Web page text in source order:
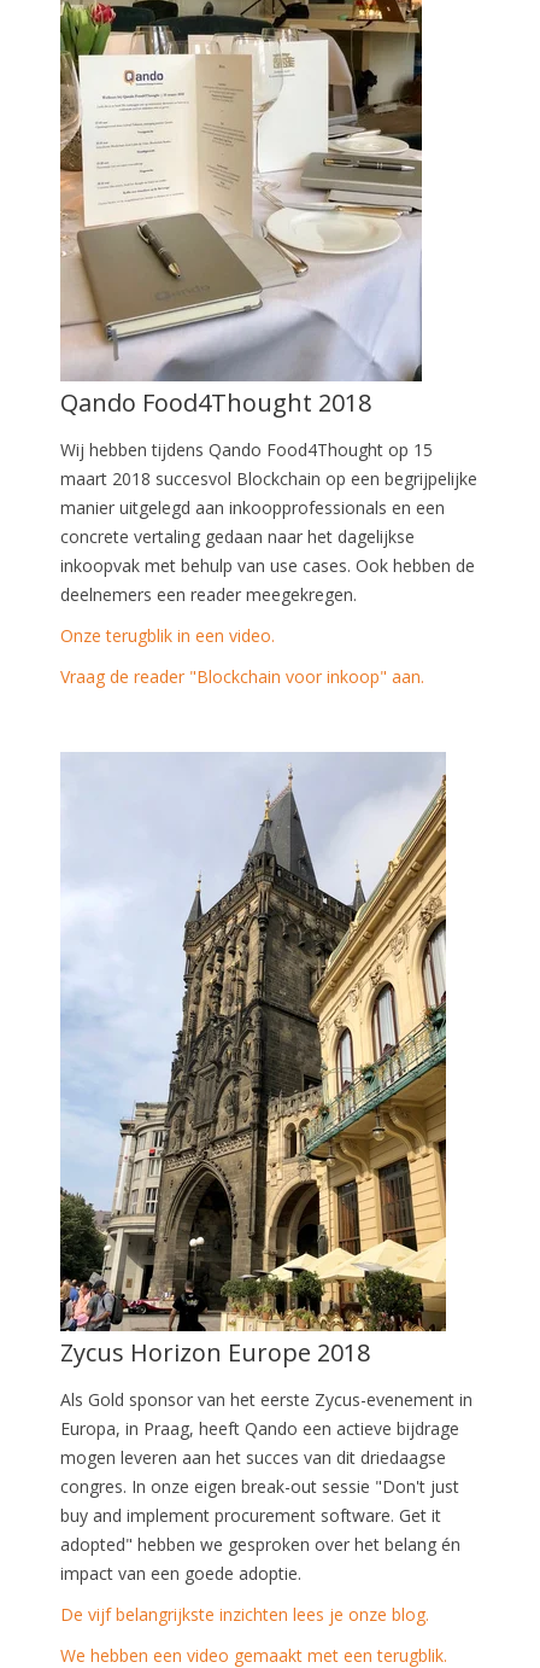
Qando Food4Thought 2018
Wij hebben tijdens Qando Food4Thought op 15
maart 2018 succesvol Blockchain op een begrijpelijke
manier uitgelegd aan inkoopprofessionals en een
concrete vertaling gedaan naar het dagelijkse
inkoopvak met behulp van use cases. Ook hebben de
deelnemers een reader meegekregen.
Onze terugblik in een video.
Vraag de reader "Blockchain voor inkoop" aan.
Zycus Horizon Europe 2018
Als Gold sponsor van het eerste Zycus-evenement in
Europa, in Praag, heeft Qando een actieve bijdrage
mogen leveren aan het succes van dit driedaagse
congres. In onze eigen break-out sessie "Don't just
buy and implement procurement software. Get it
adopted" hebben we gesproken over het belang én
impact van een goede adoptie.
De vijf belangrijkste inzichten lees je onze blog.
We hebben een video gemaakt met een terugblik.